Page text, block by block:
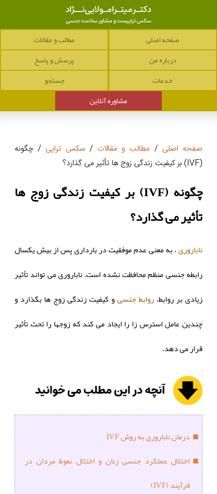
صفحه اصلی
مطالب و مقالات
درباره من
پرسش و پاسخ
خدمات
جستجو
مشاوره آنلاین
صفحه اصلی / مطالب و مقالات / سکس تراپی / چگونه
(IVF) بر کیفیت زندگی زوج ها تأثیر می گذارد؟
چگونه (IVF) بر کیفیت زندگی زوج ها
تأثیر می گذارد؟
ناباروری، به معنی عدم موفقیت در بارداری پس از بیش یکسال
رابطه جنسی منظم محافظت نشده است. ناباروری می تواند تأثیر
زیادی بر روابط،روابط جنسیو کیفیت زندگی زوج ها بگذارد و
چندین عامل استرس زا را ایجاد می کند که زوجها را تحت تأثیر
قرار می دهد.
درمان ناباروری به روش IVF
اختلال عملکرد جنسی زنان و اختلال نعوظ مردان در
فرآیند (IVF)